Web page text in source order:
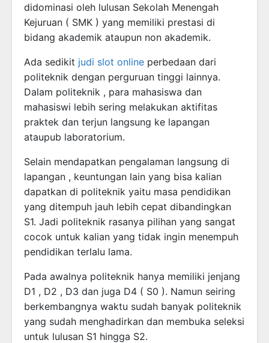
didominasi oleh lulusan Sekolah Menengah
Kejuruan ( SMK ) yang memiliki prestasi di
bidang akademik ataupun non akademik.
Ada sedikit judi slot online perbedaan dari
politeknik dengan perguruan tinggi lainnya.
Dalam politeknik , para mahasiswa dan
mahasiswi lebih sering melakukan aktifitas
praktek dan terjun langsung ke lapangan
ataupub laboratorium.
Selain mendapatkan pengalaman langsung di
lapangan , keuntungan lain yang bisa kalian
dapatkan di politeknik yaitu masa pendidikan
yang ditempuh jauh lebih cepat dibandingkan
S1. Jadi politeknik rasanya pilihan yang sangat
cocok untuk kalian yang tidak ingin menempuh
pendidikan terlalu lama.
Pada awalnya politeknik hanya memiliki jenjang
D1 , D2 , D3 dan juga D4 ( S0 ). Namun seiring
berkembangnya waktu sudah banyak politeknik
yang sudah menghadirkan dan membuka seleksi
untuk lulusan S1 hingga S2.